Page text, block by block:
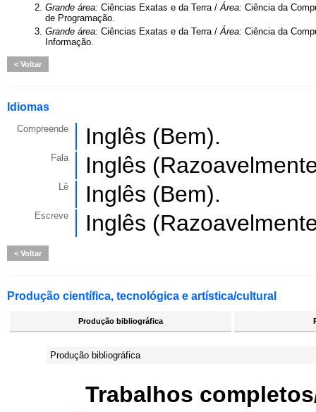
2. Grande área: Ciências Exatas e da Terra /Área: Ciência da
de Programação.
3. Grande área: Ciências Exatas e da Terra /Área: Ciência da
Informação.
Voltar
Idiomas
Compreende Inglês (Bem).
Fala Inglês
Lê Inglês (Bem).
Escreve Inglês
Voltar
Produção científica, tecnológica e artística/cultural
Produção bibliográfica
Produção bibliográfica
Trabalhos